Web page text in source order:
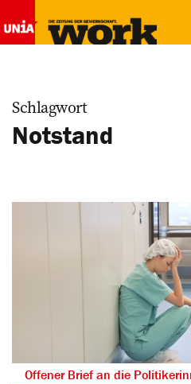
Schlagwort
Notstand
Offener Brief an die